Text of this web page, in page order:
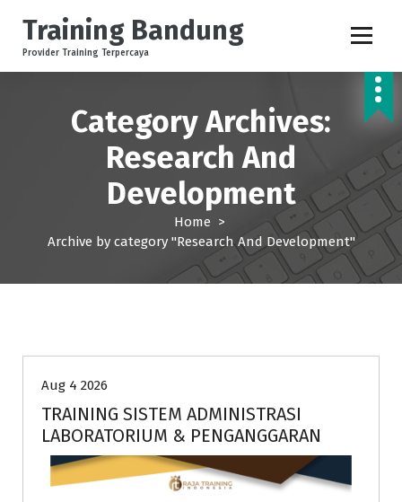
Training Bandung
Provider Training Terpercaya
Category Archives:
Research And
Development
Home >
Archive by category "Research And Development"
Aug 4 2026
TRAINING SISTEM ADMINISTRASI
LABORATORIUM & PENGANGGARAN